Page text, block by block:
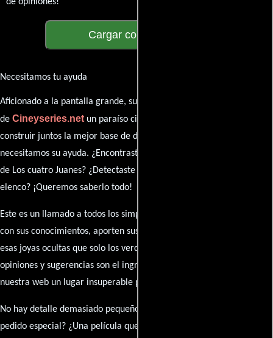
Cargar comentarios
Necesitamos tu ayuda
Aficionado a la pantalla grande, su participación es clave para hacer
de Cineyseries.netun paraíso cinéfilo completo. Queremos
construir juntos la mejor base de datos cinematográfica, pero
necesitamos su ayuda. ¿Encontraste algún dato faltante en la ficha
de Los cuatro Juanes? ¿Detectaste algún error en la sinopsis o el
elenco? ¡Queremos saberlo todo!
Este es un llamado a todos los simpatizantes del cine: contribuyan
con sus conocimientos, aporten sus descubrimientos y compartan
esas joyas ocultas que solo los verdaderos fanáticos conocen. Sus
opiniones y sugerencias son el ingrediente secreto que hará de
nuestra web un lugar insuperable para los amantes del celuloide.
No hay detalle demasiado pequeño ni opinión insignificante. ¿Algún
pedido especial? ¿Una película que sueñas con ver reseñada?